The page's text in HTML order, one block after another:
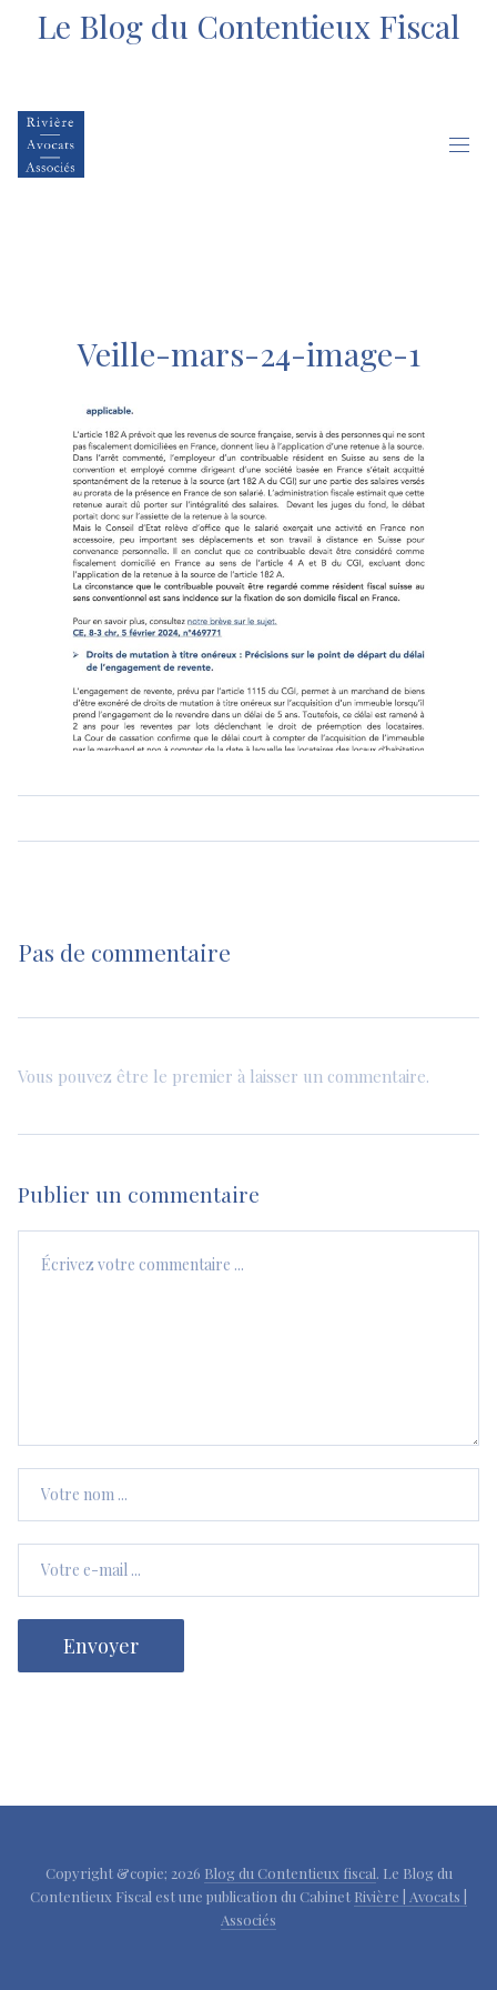
Le Blog du Contentieux Fiscal
Veille-mars-24-image-1
Pas de commentaire
Vous pouvez être le premier à laisser un commentaire.
Publier un commentaire
Copyright &copie; 2026 Blog du Contentieux fiscal. Le Blog du
Contentieux Fiscal est une publication du Cabinet Rivière | Avocats |
Associés